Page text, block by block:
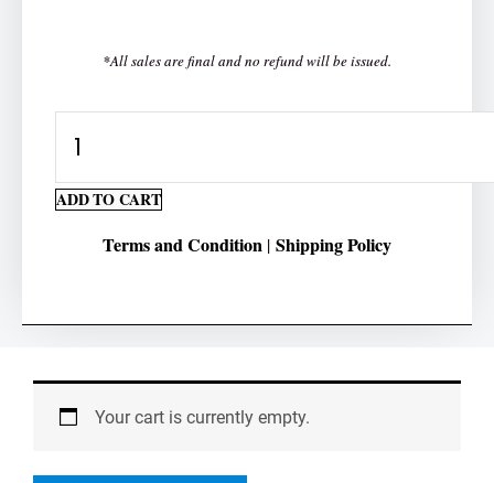
*All sales are final and no refund will be issued.
Cut
ADD TO CART
Terms and Condition | Shipping Policy
Your cart is currently empty.